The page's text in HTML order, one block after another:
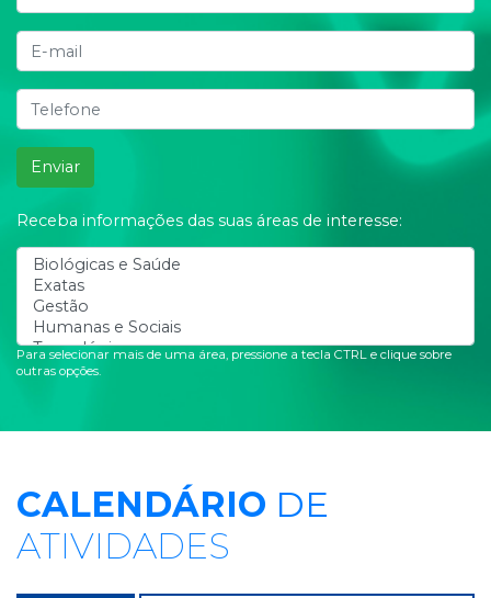
Enviar
Receba informações das suas áreas de interesse:
Para selecionar mais de uma área, pressione a tecla CTRL e clique sobre
outras opções.
CALENDÁRIO DE
ATIVIDADES